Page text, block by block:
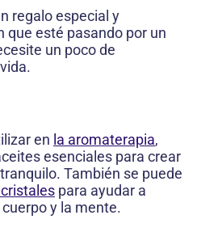
regalo especial y
que esté pasando por un
un poco de
en la aromaterapia,
esenciales para crear
También se puede
para ayudar a
y la mente.